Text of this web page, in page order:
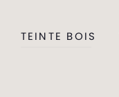
TEINTE BOIS